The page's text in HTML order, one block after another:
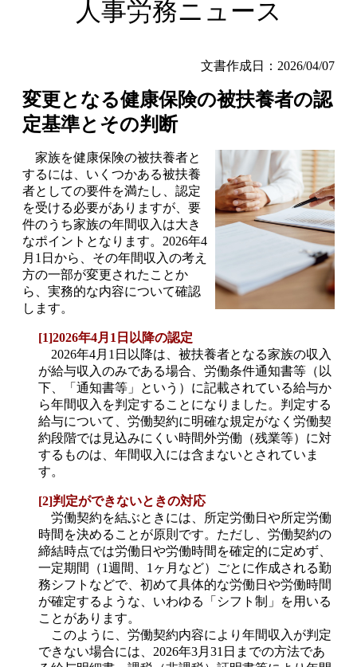
人事労務ニュース
文書作成日：2026/04/07
変更となる健康保険の被扶養者の認
定基準とその判断
家族を健康保険の被扶養者と
するには、いくつかある被扶養
者としての要件を満たし、認定
を受ける必要がありますが、要
件のうち家族の年間収入は大き
なポイントとなります。2026年4
月1日から、その年間収入の考え
方の一部が変更されたことか
ら、実務的な内容について確認
します。
[1]2026年4月1日以降の認定
2026年4月1日以降は、被扶養者となる家族の収入
が給与収入のみである場合、労働条件通知書等（以
下、「通知書等」という）に記載されている給与か
ら年間収入を判定することになりました。判定する
給与について、労働契約に明確な規定がなく労働契
約段階では見込みにくい時間外労働（残業等）に対
するものは、年間収入には含まないとされていま
す。
[2]判定ができないときの対応
労働契約を結ぶときには、所定労働日や所定労働
時間を決めることが原則です。ただし、労働契約の
締結時点では労働日や労働時間を確定的に定めず、
一定期間（1週間、1ヶ月など）ごとに作成される勤
務シフトなどで、初めて具体的な労働日や労働時間
が確定するような、いわゆる「シフト制」を用いる
ことがあります。
このように、労働契約内容により年間収入が判定
できない場合には、2026年3月31日までの方法であ